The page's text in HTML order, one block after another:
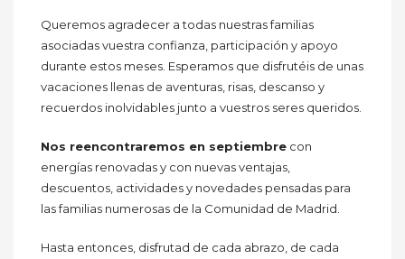
Queremos agradecer a todas nuestras familias
asociadas vuestra confianza, participación y apoyo
durante estos meses. Esperamos que disfrutéis de unas
vacaciones llenas de aventuras, risas, descanso y
recuerdos inolvidables junto a vuestros seres queridos.
Nos reencontraremos en septiembre con
energías renovadas y con nuevas ventajas,
descuentos, actividades y novedades pensadas para
las familias numerosas de la Comunidad de Madrid.
Hasta entonces, disfrutad de cada abrazo, de cada